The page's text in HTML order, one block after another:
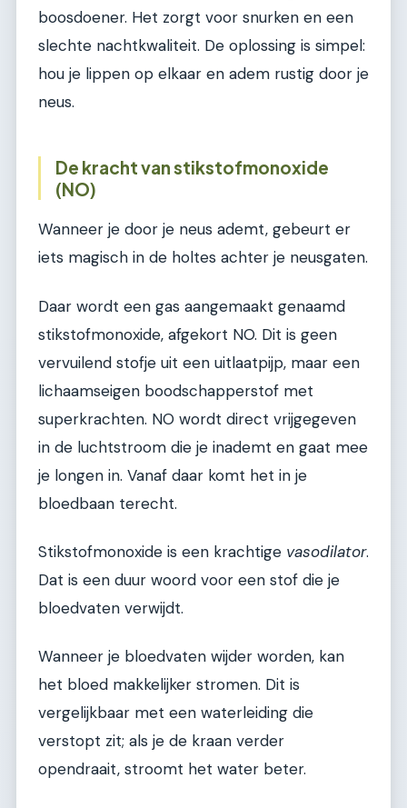
boosdoener. Het zorgt voor snurken en een
slechte nachtkwaliteit. De oplossing is simpel:
hou je lippen op elkaar en adem rustig door je
neus.
De kracht van stikstofmonoxide
(NO)
Wanneer je door je neus ademt, gebeurt er
iets magisch in de holtes achter je neusgaten.
Daar wordt een gas aangemaakt genaamd
stikstofmonoxide, afgekort NO. Dit is geen
vervuilend stofje uit een uitlaatpijp, maar een
lichaamseigen boodschapperstof met
superkrachten. NO wordt direct vrijgegeven
in de luchtstroom die je inademt en gaat mee
je longen in. Vanaf daar komt het in je
bloedbaan terecht.
Stikstofmonoxide is een krachtige vasodilator.
Dat is een duur woord voor een stof die je
bloedvaten verwijdt.
Wanneer je bloedvaten wijder worden, kan
het bloed makkelijker stromen. Dit is
vergelijkbaar met een waterleiding die
verstopt zit; als je de kraan verder
opendraait, stroomt het water beter.